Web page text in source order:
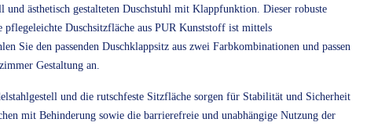
ästhetisch gestalteten Duschstuhl mit Klappfunktion. Dieser robuste
Duschsitzfläche aus PUR Kunststoff ist mittels
Sie den passenden Duschklappsitz aus zwei Farbkombinationen und passen
Gestaltung an.
und die rutschfeste Sitzfläche sorgen für Stabilität und Sicherheit
mit Behinderung sowie die barrierefreie und unabhängige Nutzung der